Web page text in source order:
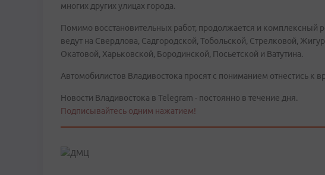
многих других улицах города.
Помимо восстановительных работ, продолжается и комплексный
ведут на Свердлова, Садгородской, Тобольской, Стрелковой,
Окатовой, Харьковской, Бородинской, Посьетской и Ватутина.
Автомобилистов Владивостока просят с пониманием отнестись к
Новости Владивостока в Telegram - постоянно в течение дня.
Подписывайтесь одним нажатием!